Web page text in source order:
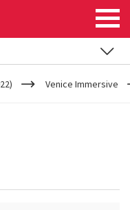
Venice Immersive